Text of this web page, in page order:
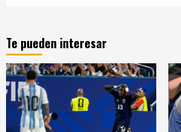
Te pueden interesar